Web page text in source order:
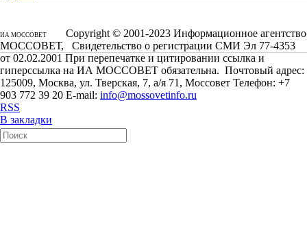
ИА МОССОВЕТ
Copyright © 2001-2023 Информационное агентство
МОССОВЕТ, Свидетельство о регистрации СМИ Эл 77-4353
от 02.02.2001 При перепечатке и цитировании ссылка и
гиперссылка на ИА МОССОВЕТ обязательна. Почтовый адрес:
125009, Москва, ул. Тверская, 7, а/я 71, Моссовет Телефон: +7
903 772 39 20 E-mail: info@mossovetinfo.ru
RSS
В закладки